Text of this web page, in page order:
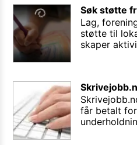
Veldig
bøker man
spesielt
Søk støtte
Lag,
støtte til
skaper
Oslo,
og
får betalt